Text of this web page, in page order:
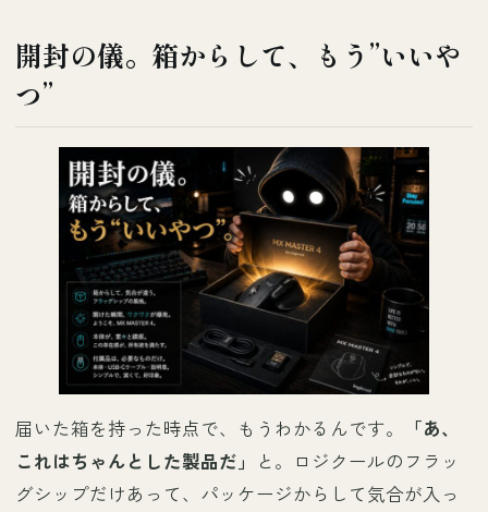
開封の儀。箱からして、もう”いいや
つ”
届いた箱を持った時点で、もうわかるんです。
「あ、
これはちゃんとした製品だ」
と。ロジクールのフラッ
グシップだけあって、パッケージからして気合が入っ